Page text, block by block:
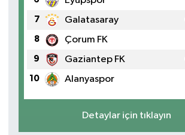
7 Galatasaray
8 Çorum FK
9 Gaziantep FK
10 Alanyaspor
Detaylar için tıklayın